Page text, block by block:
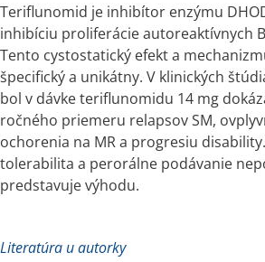
Teriflunomid je inhibítor enzýmu
inhibíciu proliferácie autoreaktívnych
Tento cystostatický efekt a
špecifický a unikátny. V klinických
bol v dávke teriflunomidu 14 mg
ročného priemeru relapsov SM,
ochorenia na MR a progresiu
tolerabilita a perorálne podávanie
predstavuje výhodu.
Literatúra u autorky